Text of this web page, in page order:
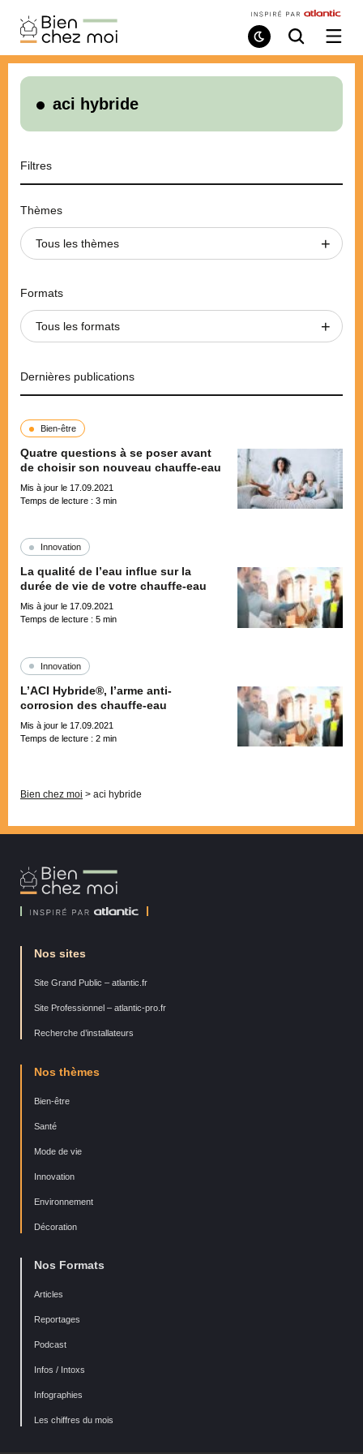
Bien
Chez
Moi
Mode
de
Recherche
/
le
aci hybride
Filtres
Thèmes
Tous les thèmes
Formats
Tous les formats
Dernières publications
Bien-être
Quatre questions à se poser avant
de choisir son nouveau chauffe-eau
Mis à jour le 17.09.2021
Temps de lecture : 3 min
Innovation
La qualité de l’eau influe sur la
durée de vie de votre chauffe-eau
Mis à jour le 17.09.2021
Temps de lecture : 5 min
Innovation
L’ACI Hybride®, l’arme anti-
corrosion des chauffe-eau
Mis à jour le 17.09.2021
Temps de lecture : 2 min
Bien chez moi > aci hybride
Bien
Chez
Nos sites
Site Grand Public – atlantic.fr
Site Professionnel – atlantic-pro.fr
Recherche d’installateurs
Nos thèmes
Bien-être
Santé
Mode de vie
Innovation
Environnement
Décoration
Nos Formats
Articles
Reportages
Podcast
Infos / Intoxs
Infographies
Les chiffres du mois